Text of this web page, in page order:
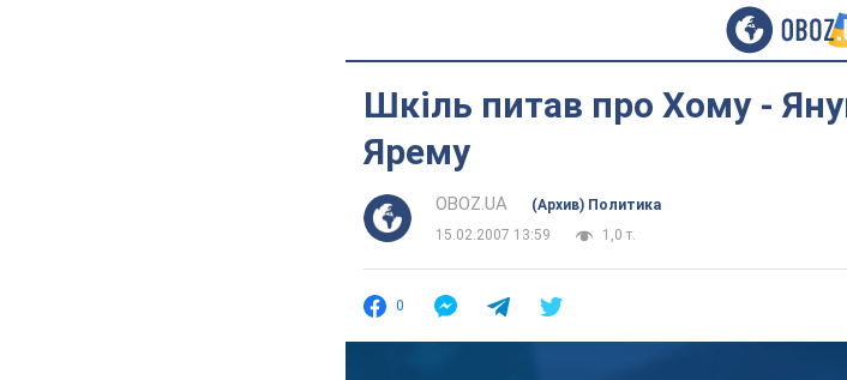
Шкіль питав про Хому -
Ярему
OBOZ.UA
(Архив) Политика
15.02.2007 13:59
1,0 т.
0